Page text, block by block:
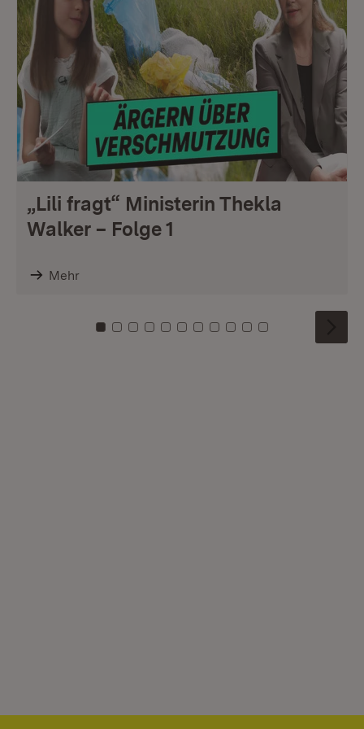
„Lili fragt“ Ministerin Thekla
Walker – Folge 1
Mehr
Zu Kachel: 0
Zu Kachel: 1
Zu Kachel: 2
Zu Kachel: 3
Zu Kachel: 4
Zu Kachel: 5
Zu Kachel: 6
Zu Kachel: 7
Zu Kachel: 8
Zu Kachel: 9
Zu Kachel: 10